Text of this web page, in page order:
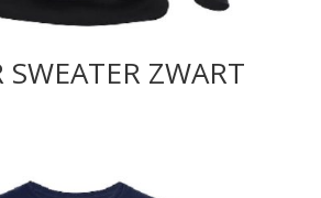
SWEATER ZWART